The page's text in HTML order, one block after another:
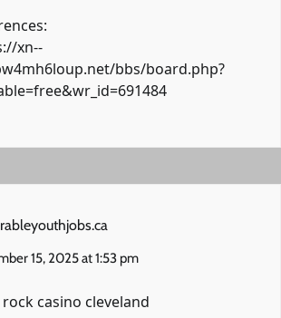
xn--
bbs/board.php?
15, 2025 at 1:53 pm
casino cleveland